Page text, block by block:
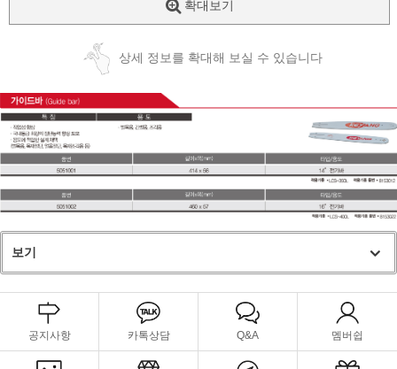
확대보기
상세 정보를 확대해 보실 수 있습니다
보기
공지사항 카톡상담 Q&A 멤버쉽